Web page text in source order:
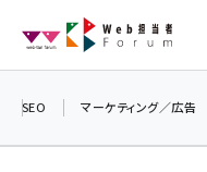
ン
SEO マーケティング／広告